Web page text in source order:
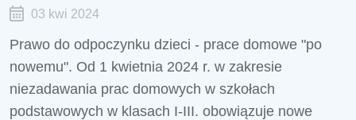
03 kwi 2024
Prawo do odpoczynku dzieci - prace domowe "po
nowemu". Od 1 kwietnia 2024 r. w zakresie
niezadawania prac domowych w szkołach
podstawowych w klasach I-III. obowiązuje nowe